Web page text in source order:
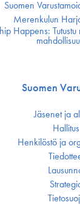
Suomen
Merenkulun
Happens:
Suomen
Jäsenet ja
Hallitus
Henkilöstö ja